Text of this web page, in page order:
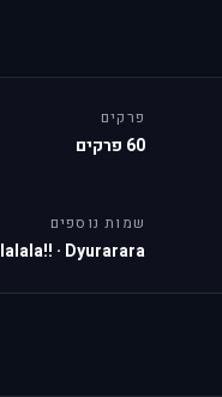
פרקים
60 פרקים
שמות נוספים
· Dyurarara!!